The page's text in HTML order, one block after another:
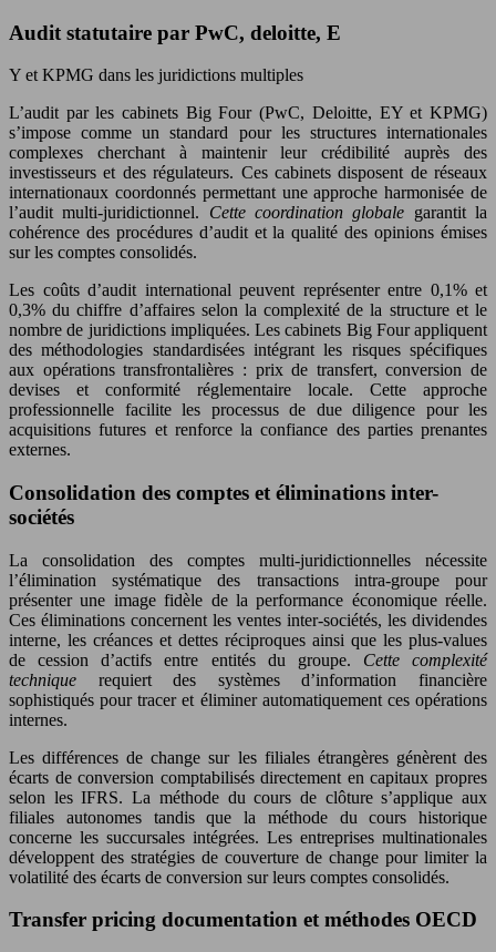
Audit statutaire par PwC, deloitte, E
Y et KPMG dans les juridictions multiples
L’audit par les cabinets Big Four (PwC, Deloitte, EY et KPMG)
s’impose comme un standard pour les structures internationales
complexes cherchant à maintenir leur crédibilité auprès des
investisseurs et des régulateurs. Ces cabinets disposent de réseaux
internationaux coordonnés permettant une approche harmonisée de
l’audit multi-juridictionnel. Cette coordination globale garantit la
cohérence des procédures d’audit et la qualité des opinions émises
sur les comptes consolidés.
Les coûts d’audit international peuvent représenter entre 0,1% et
0,3% du chiffre d’affaires selon la complexité de la structure et le
nombre de juridictions impliquées. Les cabinets Big Four appliquent
des méthodologies standardisées intégrant les risques spécifiques
aux opérations transfrontalières : prix de transfert, conversion de
devises et conformité réglementaire locale. Cette approche
professionnelle facilite les processus de due diligence pour les
acquisitions futures et renforce la confiance des parties prenantes
externes.
Consolidation des comptes et éliminations inter-
sociétés
La consolidation des comptes multi-juridictionnelles nécessite
l’élimination systématique des transactions intra-groupe pour
présenter une image fidèle de la performance économique réelle.
Ces éliminations concernent les ventes inter-sociétés, les dividendes
interne, les créances et dettes réciproques ainsi que les plus-values
de cession d’actifs entre entités du groupe. Cette complexité
technique requiert des systèmes d’information financière
sophistiqués pour tracer et éliminer automatiquement ces opérations
internes.
Les différences de change sur les filiales étrangères génèrent des
écarts de conversion comptabilisés directement en capitaux propres
selon les IFRS. La méthode du cours de clôture s’applique aux
filiales autonomes tandis que la méthode du cours historique
concerne les succursales intégrées. Les entreprises multinationales
développent des stratégies de couverture de change pour limiter la
volatilité des écarts de conversion sur leurs comptes consolidés.
Transfer pricing documentation et méthodes OECD